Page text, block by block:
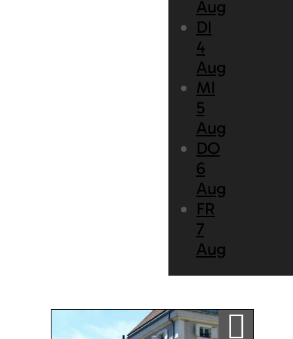
Aug
DI
4
Aug
MI
5
Aug
DO
6
Aug
FR
7
Aug
Ajouter a ma sélection